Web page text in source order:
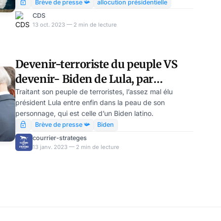
médiatiquement en otage par le détournement
d’attention orchestré, depuis le no men’s land de
Brève de presse 📯
allocution présidentielle
CDS
13 oct. 2023 — 2 min de lecture
Devenir-terroriste du peuple VS
devenir- Biden de Lula, par
Modeste Schwartz
Traitant son peuple de terroristes, l’assez mal élu
président Lula entre enfin dans la peau de son
personnage, qui est celle d’un Biden latino.
Brève de presse 📯
Biden
courrier-strateges
13 janv. 2023 — 2 min de lecture